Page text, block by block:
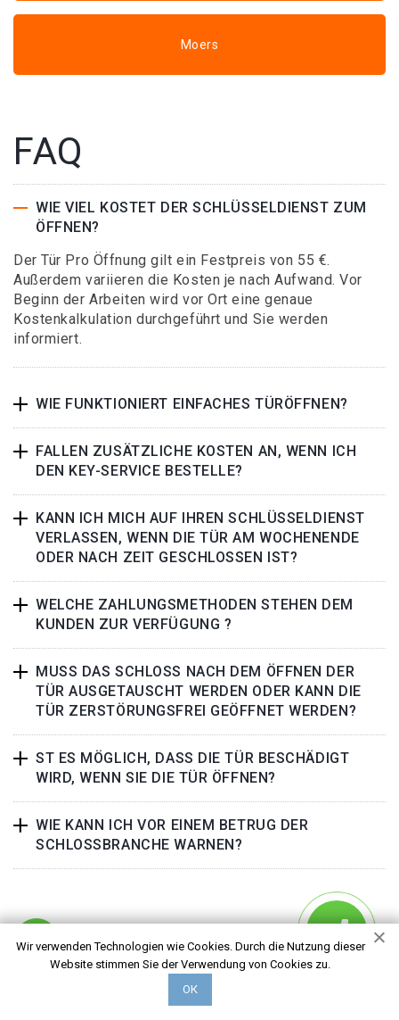
Moers
FAQ
WIE VIEL KOSTET DER SCHLÜSSELDIENST ZUM
ÖFFNEN?
Der Tür Pro Öffnung gilt ein Festpreis von 55 €.
Außerdem variieren die Kosten je nach Aufwand. Vor
Beginn der Arbeiten wird vor Ort eine genaue
Kostenkalkulation durchgeführt und Sie werden
informiert.
WIE FUNKTIONIERT EINFACHES TÜRÖFFNEN?
FALLEN ZUSÄTZLICHE KOSTEN AN, WENN ICH
DEN KEY-SERVICE BESTELLE?
KANN ICH MICH AUF IHREN SCHLÜSSELDIENST
VERLASSEN, WENN DIE TÜR AM WOCHENENDE
ODER NACH ZEIT GESCHLOSSEN IST?
WELCHE ZAHLUNGSMETHODEN STEHEN DEM
KUNDEN ZUR VERFÜGUNG ?
MUSS DAS SCHLOSS NACH DEM ÖFFNEN DER
TÜR AUSGETAUSCHT WERDEN ODER KANN DIE
TÜR ZERSTÖRUNGSFREI GEÖFFNET WERDEN?
ST ES MÖGLICH, DASS DIE TÜR BESCHÄDIGT
WIRD, WENN SIE DIE TÜR ÖFFNEN?
WIE KANN ICH VOR EINEM BETRUG DER
SCHLOSSBRANCHE WARNEN?
Wir verwenden Technologien wie Cookies. Durch die Nutzung dieser
Website stimmen Sie der Verwendung von Cookies zu.
ОК